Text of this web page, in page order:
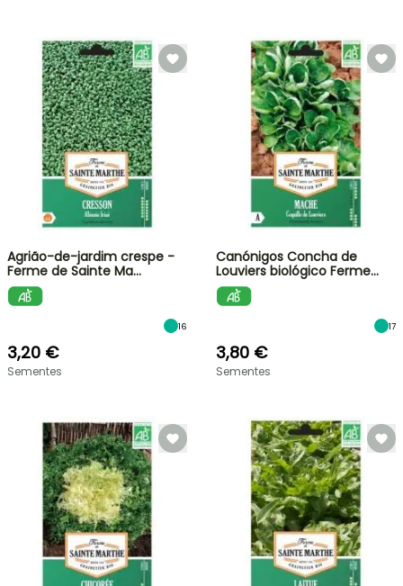
Agrião-de-jardim crespe -
Ferme de Sainte Ma…
16
3,20 €
Sementes
Canónigos Concha de
Louviers biológico Ferme…
17
3,80 €
Sementes